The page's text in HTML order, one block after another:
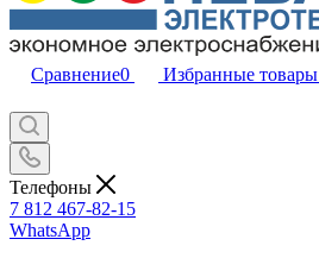
Сравнение0 Избранные товары
Телефоны
7 812 467-82-15
WhatsApp